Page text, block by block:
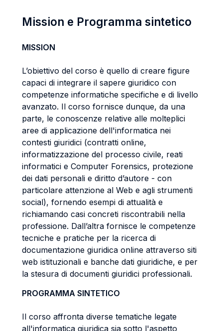
Mission e Programma sintetico
MISSION
L’obiettivo del corso è quello di creare figure
capaci di integrare il sapere giuridico con
competenze informatiche specifiche e di livello
avanzato. Il corso fornisce dunque, da una
parte, le conoscenze relative alle molteplici
aree di applicazione dell'informatica nei
contesti giuridici (contratti online,
informatizzazione del processo civile, reati
informatici e Computer Forensics, protezione
dei dati personali e diritto d’autore - con
particolare attenzione al Web e agli strumenti
social), fornendo esempi di attualità e
richiamando casi concreti riscontrabili nella
professione. Dall’altra fornisce le competenze
tecniche e pratiche per la ricerca di
documentazione giuridica online attraverso siti
web istituzionali e banche dati giuridiche, e per
la stesura di documenti giuridici professionali.
PROGRAMMA SINTETICO
Il corso affronta diverse tematiche legate
all'informatica giuridica sia sotto l'aspetto